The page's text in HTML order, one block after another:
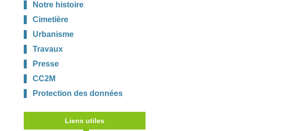
Notre histoire
Cimetière
Urbanisme
Travaux
Presse
CC2M
Protection des données
Liens utiles